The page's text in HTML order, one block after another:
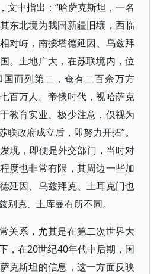
文中指出：“哈萨克斯坦，一名
东北境为我国新疆旧壤，西临
对峙，南接塔德延因、乌兹拜
。土地广大，在苏联境内，位
而列第二，奄有二百余万方
百万人。帝俄时代，视哈萨克
教育实业、极少注意，仅视为
联政府成立后，即努力开拓”。
现，即便是外交部门，当时对
度也非常有限，其周边一些加
延因、乌兹拜克、土耳克门也
别克、土库曼有所不同。
关系，尤其是在第二次世界大
，在20世纪40年代中后期，国
克斯坦的信息，这一方面反映